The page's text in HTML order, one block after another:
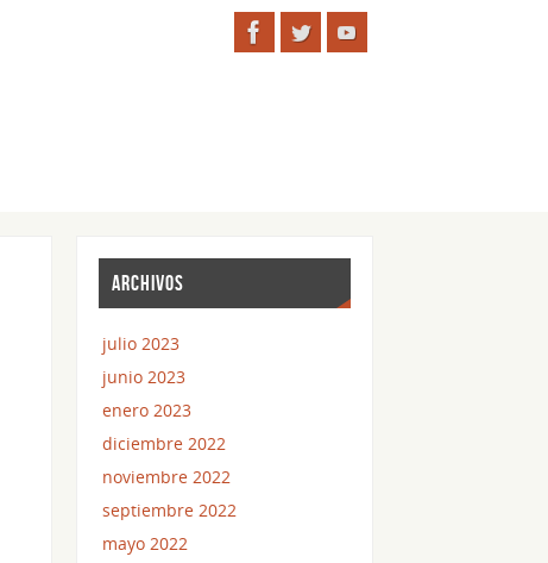
ARCHIVOS
julio 2023
junio 2023
enero 2023
diciembre 2022
noviembre 2022
septiembre 2022
mayo 2022